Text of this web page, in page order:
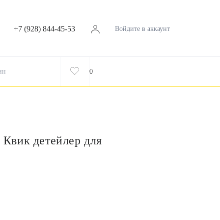
+7 (928) 844-45-53 Войдите в аккаунт
0
детейлер для